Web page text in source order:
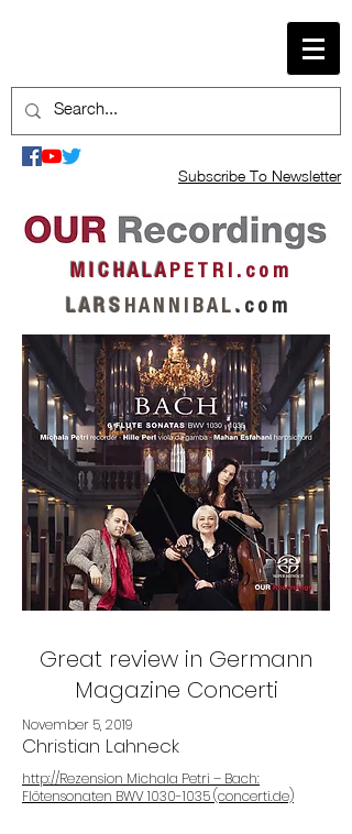
Subscribe To Newsletter
M I C H A L AP E T R I . c o m
L A R S H A N N I B A L . c o m
Great review in Germann
Magazine Concerti
November 5, 2019
Christian Lahneck
http://Rezension Michala Petri – Bach:
Flötensonaten BWV 1030-1035 (concerti.de)